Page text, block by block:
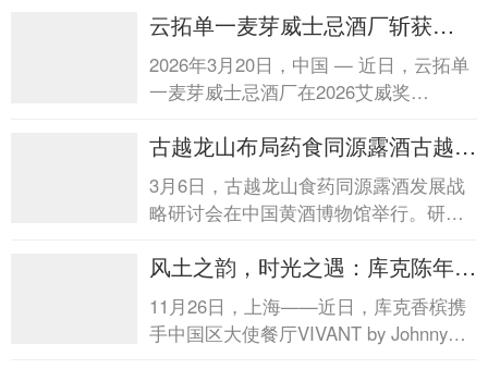
启了其绵延两个世纪的风味...
云拓单一麦芽威士忌酒厂斩获
2026艾威奖中国区三...云拓单一
麦芽威士忌酒厂斩获2026艾威奖
中国区三...
2026年3月20日，中国 — 近日，云拓单
一麦芽威士忌酒厂在2026艾威奖
中，一举斩获三项大。其...
古越龙山布局药食同源露酒古越龙
山布局药食同源露酒
3月6日，古越龙山食药同源露酒发展战
略研讨会在中国黄酒博物馆举行。研讨
书记、董事长孙爱保表示...
风土之韵，时光之遇：库克陈年香
槟第173版优雅面...风土之韵，时
光之遇：库克陈年香槟第173版优
雅面...
11月26日，上海——近日，库克香槟携
手中国区大使餐厅VIVANT by Johnny